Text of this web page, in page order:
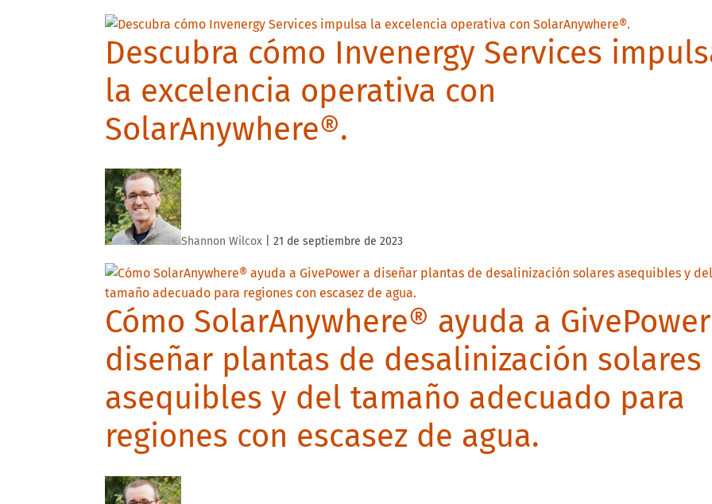
Descubra cómo Invenergy Services
la excelencia operativa con
SolarAnywhere®.
Shannon Wilcox 21 de septiembre de 2023
Cómo SolarAnywhere® ayuda a
diseñar plantas de desalinización solares
asequibles y del tamaño adecuado para
regiones con escasez de agua.